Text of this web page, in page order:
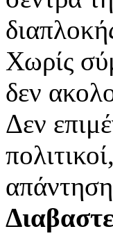
Χωρίς
δεν
Δεν